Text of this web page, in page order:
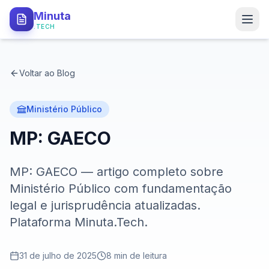
Minuta
.TECH
Como Funciona
Tipos de Minutas
API Local
Segurança
PARA QUEM
Procuradorias
Voltar ao Blog
Ministério Público
MP: GAECO
MP: GAECO — artigo completo sobre
Ministério Público com fundamentação
legal e jurisprudência atualizadas.
Plataforma Minuta.Tech.
31 de julho de 2025 8 min de leitura